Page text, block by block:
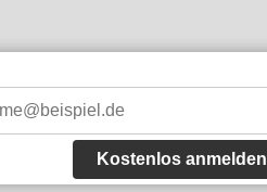
Kostenlos anmelden